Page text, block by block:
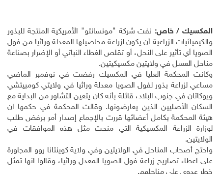
المكسيك / خاص: نفت شركة "مونسانتو" الأمريكية المنتجة للبذور
والكيميائيات الزراعية أن يكون لزراعة محاصيلها المعدلة وراثيا من فول
الصويا أي تأثير على النحل، أو تقلص الغطاء النباتي أو الإضرار بصناعة
مناحل العسل في ولايتين مكسيكيتين.
وكانت المحكمة العليا في المكسيك رفضت في نوفمبر الماضي
مساعي لزراعة بذور لفول الصويا معدلة وراثيا في ولايتي كومبيتشي
ويوكاتان في جنوب البلاد، قائلة بأنه كان يتعين التشاور من البداية مع
السكان الأصليين الذين يعارضونها. وقالت المحكمة في حكمها ان
هيئة المحكمة بكامل أعضائها قررت بالإجماع إصدار أمر برفض طلب
لوزارة الزراعة المكسيكية التي منحت مثل هذه الموافقات في
الولايتين.
واحتج أصحاب المناحل في الولايتين وفي ولاية كوينتانا روو المجاورة
على اعطاء تصاريح زراعة فول الصويا المعدل وراثيا، وقالوا انها تمثل